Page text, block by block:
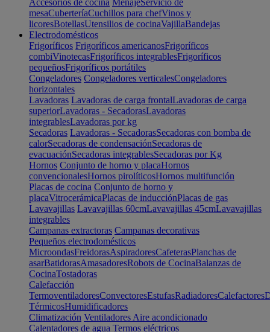
Accesorios de cocina MenajeServicio de
mesaCuberteríaCuchillos para chefVinos y
licoresBotellasUtensilios de cocinaVajillaBandejas
Electrodomésticos
Frigoríficos Frigoríficos americanosFrigoríficos
combiVinotecasFrigoríficos integrablesFrigoríficos
pequeñosFrigoríficos portátiles
Congeladores Congeladores verticalesCongeladores
horizontales
Lavadoras Lavadoras de carga frontalLavadoras de carga
superiorLavadoras - SecadorasLavadoras
integrablesLavadoras por kg
Secadoras Lavadoras - SecadorasSecadoras con bomba de
calorSecadoras de condensaciónSecadoras de
evacuaciónSecadoras integrablesSecadoras por Kg
Hornos Conjunto de horno y placaHornos
convencionalesHornos pirolíticosHornos multifunción
Placas de cocina Conjunto de horno y
placaVitrocerámicaPlacas de inducciónPlacas de gas
Lavavajillas Lavavajillas 60cmLavavajillas 45cmLavavajillas
integrables
Campanas extractoras Campanas decorativas
Pequeños electrodomésticos
MicroondasFreidorasAspiradoresCafeterasPlanchas de
asarBatidorasAmasadoresRobots de CocinaBalanzas de
CocinaTostadoras
Calefacción
TermoventiladoresConvectoresEstufasRadiadoresCalefactores
TérmicosHumidificadores
Climatización Ventiladores Aire acondicionado
Calentadores de agua Termos eléctricos